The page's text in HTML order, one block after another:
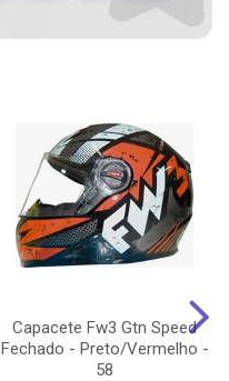
Capacete Fw3 Gtn Speed
Fechado - Preto/Vermelho -
58